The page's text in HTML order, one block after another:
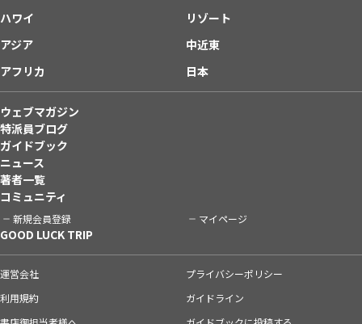
ハワイ
リゾート
アジア
中近東
アフリカ
日本
ウェブマガジン
特派員ブログ
ガイドブック
ニュース
著者一覧
コミュニティ
新規会員登録 マイページ
GOOD LUCK TRIP
運営会社
プライバシーポリシー
利用規約
ガイドライン